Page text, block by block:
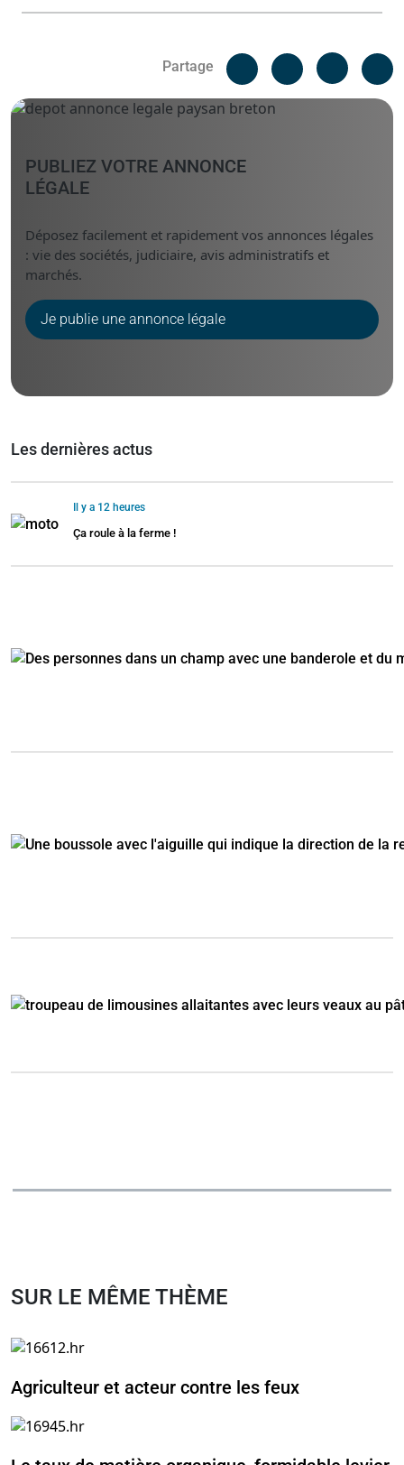
Partage
Facebook
Linked
PUBLIEZ VOTRE ANNONCE
LÉGALE
Déposez facilement et rapidement vos annonces légales
: vie des sociétés, judiciaire, avis administratifs et
marchés.
Je publie une annonce légale
Les dernières actus
Il y a 12 heures
Ça roule à la ferme !
SUR LE MÊME THÈME
Agriculteur et acteur contre les feux